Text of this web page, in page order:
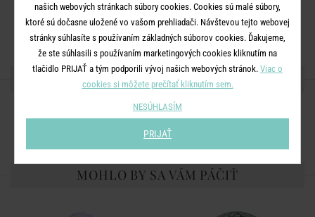
Rozmery:D 10 x Š 11 x V 14 cm
Materiál:kamenina
ZDIEĽAJTE S PRIATEĽMI
MOHLO BY SA VÁM PÁČIŤ
našich webových stránkach súbory cookies. Cookies sú malé súbory,
ktoré sú dočasne uložené vo vašom prehliadači. Návštevou tejto webovej
stránky súhlasíte s používaním základných súborov cookies. Ďakujeme,
že ste súhlasili s používaním marketingových cookies kliknutím na
tlačidlo PRIJAŤ a tým podporili vývoj našich webových stránok. Viac o
cookies si môžete prečítať kliknutím sem.
NESÚHLASÍM
PRIJAŤ